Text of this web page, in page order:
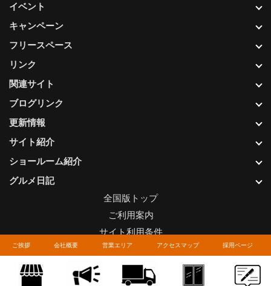
ご挨拶 会社概要 営業エリア アクセスマップ 採用ページ
更新情報
サイト紹介
ショールーム紹介
グルメ日記
イベント
キャンペーン
フリースペース
リンク
関連サイト
ブログリンク
全国版トップ
ご利用案内
サイト利用条件
プライバシーポリシー
関連リンク
お問い合わせについて